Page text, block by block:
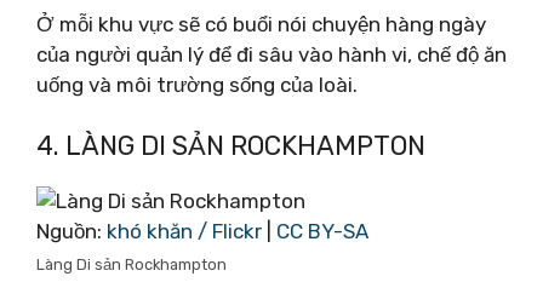
Ở mỗi khu vực sẽ có buổi nói chuyện hàng ngày
của người quản lý để đi sâu vào hành vi, chế độ ăn
uống và môi trường sống của loài.
4. LÀNG DI SẢN ROCKHAMPTON
Nguồn: khó khăn / Flickr CC BY-SA
Làng Di sản Rockhampton